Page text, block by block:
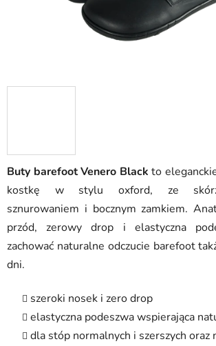
Buty barefoot Venero Black to
kostkę w stylu oxford, ze
sznurowaniem i bocznym zamkiem.
przód, zerowy drop i elastyczna
zachować naturalne odczucie barefoot
dni.
szeroki nosek i zero drop
elastyczna podeszwa wspierająca
dla stóp normalnych i szerszych oraz